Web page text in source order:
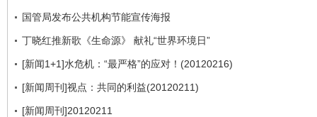
国管局发布公共机构节能宣传海报
丁晓红推新歌《生命源》 献礼“世界环境日”
[新闻1+1]水危机：“最严格”的应对！(20120216)
[新闻周刊]视点：共同的利益(20120211)
[新闻周刊]20120211